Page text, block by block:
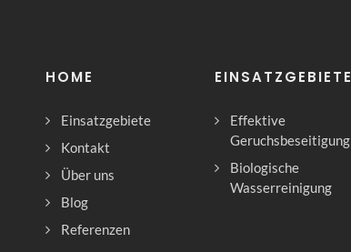
HOME
Einsatzgebiete
Kontakt
Über uns
Blog
Referenzen
EINSATZGEBIETE
Effektive
Geruchsbeseitigung
Biologische
Wasserreinigung